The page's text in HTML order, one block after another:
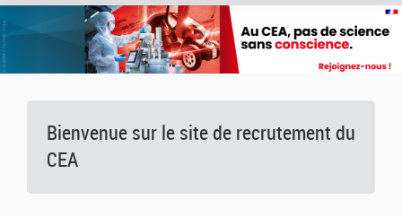
Bienvenue sur le site de recrutement du
CEA